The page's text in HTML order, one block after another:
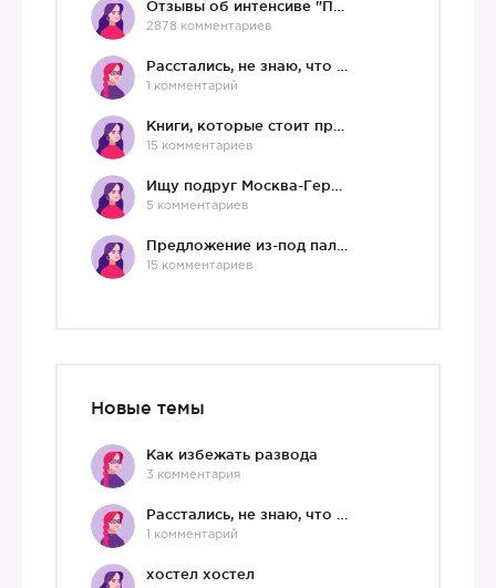
2878 комментариев
1 комментарий
15 комментариев
5 комментариев
15 комментариев
Новые темы
Как избежать развода
3 комментария
1 комментарий
хостел хостел